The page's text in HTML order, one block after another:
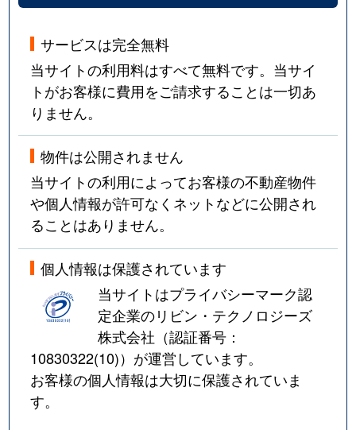
サービスは完全無料
当サイトの利用料はすべて無料です。当サイ
トがお客様に費用をご請求することは一切あ
りません。
物件は公開されません
当サイトの利用によってお客様の不動産物件
や個人情報が許可なくネットなどに公開され
ることはありません。
個人情報は保護されています
当サイトはプライバシーマーク認
定企業のリビン・テクノロジーズ
株式会社（認証番号：
10830322(10)）が運営しています。
お客様の個人情報は大切に保護されていま
す。